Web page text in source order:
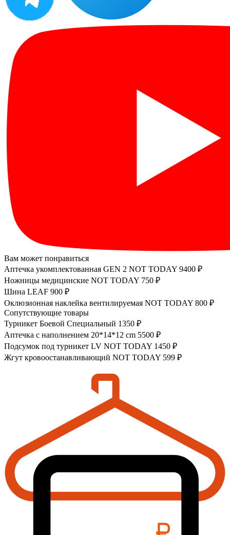
Вам может понравиться
Аптечка укомплектованная GEN 2 NOT TODAY 9400 ₽
Ножницы медицинские NOT TODAY 750 ₽
Шина LEAF 900 ₽
Оклюзионная наклейка вентилируемая NOT TODAY 800 ₽
Сопутствующие товары
Турникет Боевой Специальный 1350 ₽
Аптечка с наполнением 20*14*12 cm 5500 ₽
Подсумок под турникет LV NOT TODAY 1450 ₽
Жгут кровоостанавливающий NOT TODAY 599 ₽